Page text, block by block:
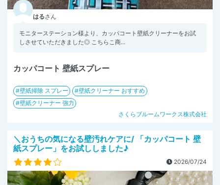
はるさん
モニターステーション様より、カッパコート壁紙クリーナーをお試
しさせていただきました◎ こちらこ商...
カッパコート 壁紙スプレー
壁紙掃除 スプレー
壁紙クリーナー おすすめ
壁紙クリーナー 強力
さくらブルームワークス株式会社
＼おうちの気になる壁汚れケアに/ 「カッパコート 壁
紙スプレー」をお試ししました♪
2026/07/24